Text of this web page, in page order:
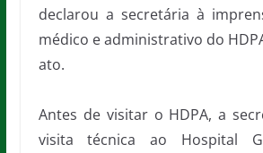
declarou a secretária à
médico e administrativo do
ato.
Antes de visitar o HDPA, a
visita técnica ao Hospital